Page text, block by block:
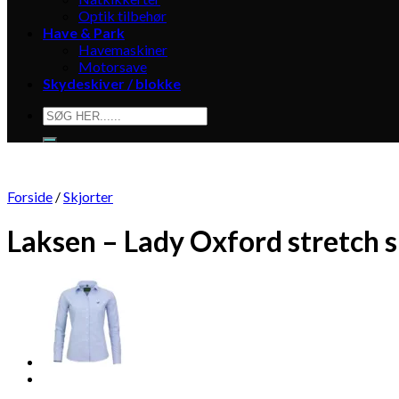
Optik tilbehør
Have & Park
Havemaskiner
Motorsave
Skydeskiver / blokke
Søg
efter:
Forside /Skjorter
Laksen – Lady Oxford stretch